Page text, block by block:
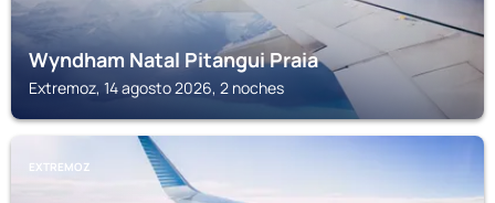
Wyndham Natal Pitangui Praia
Extremoz, 14 agosto 2026, 2 noches
EXTREMOZ